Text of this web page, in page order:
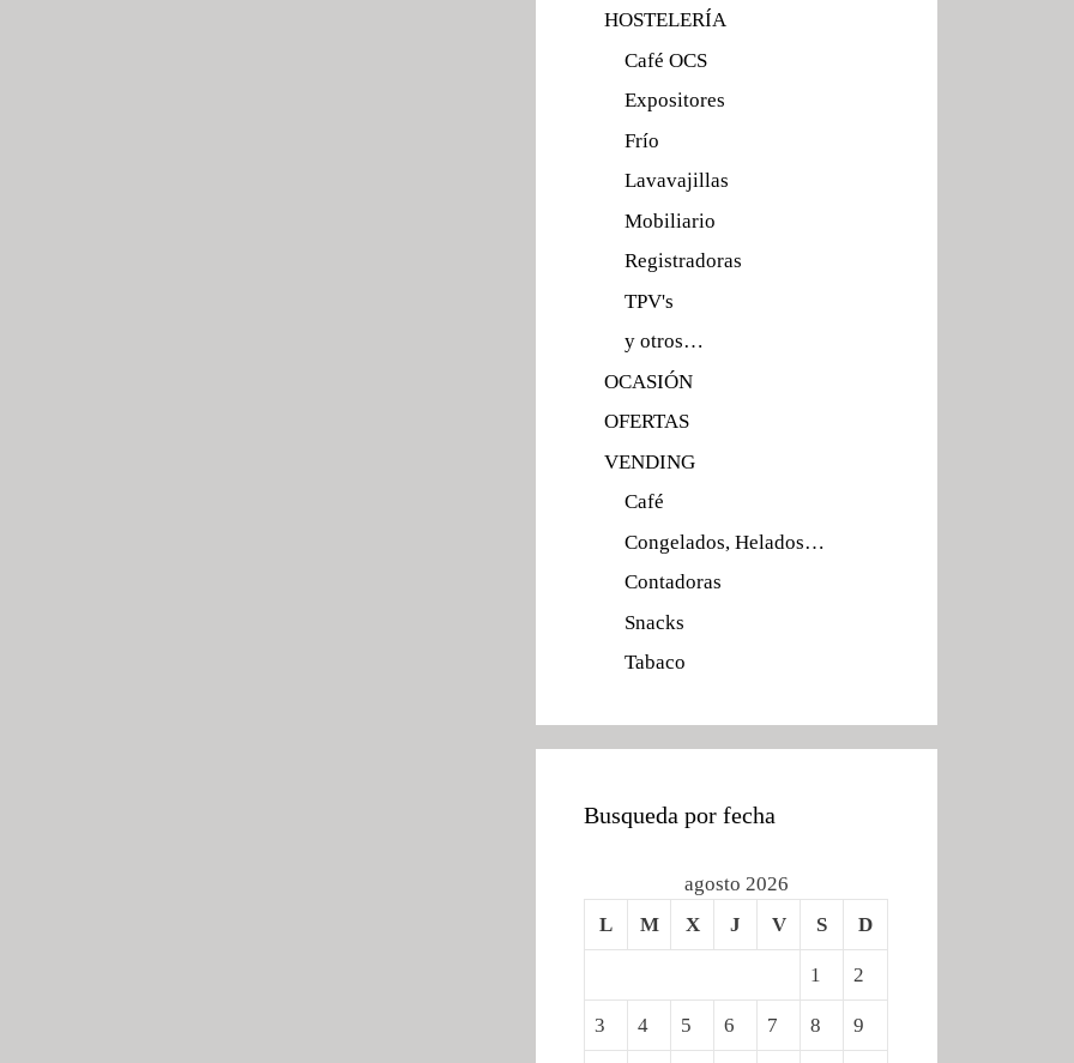
HOSTELERÍA
Café OCS
Expositores
Frío
Lavavajillas
Mobiliario
Registradoras
TPV's
y otros…
OCASIÓN
OFERTAS
VENDING
Café
Congelados, Helados…
Contadoras
Snacks
Tabaco
Busqueda por fecha
agosto 2026
L
M X J V S D
1 2
3 4 5 6 7 8 9